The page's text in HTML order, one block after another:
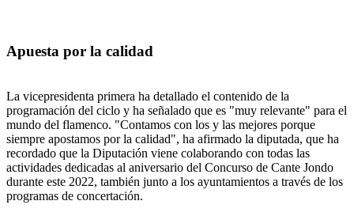
Apuesta por la calidad
La vicepresidenta primera ha detallado el contenido de la
programación del ciclo y ha señalado que es "muy relevante" para el
mundo del flamenco. "Contamos con los y las mejores porque
siempre apostamos por la calidad", ha afirmado la diputada, que ha
recordado que la Diputación viene colaborando con todas las
actividades dedicadas al aniversario del Concurso de Cante Jondo
durante este 2022, también junto a los ayuntamientos a través de los
programas de concertación.